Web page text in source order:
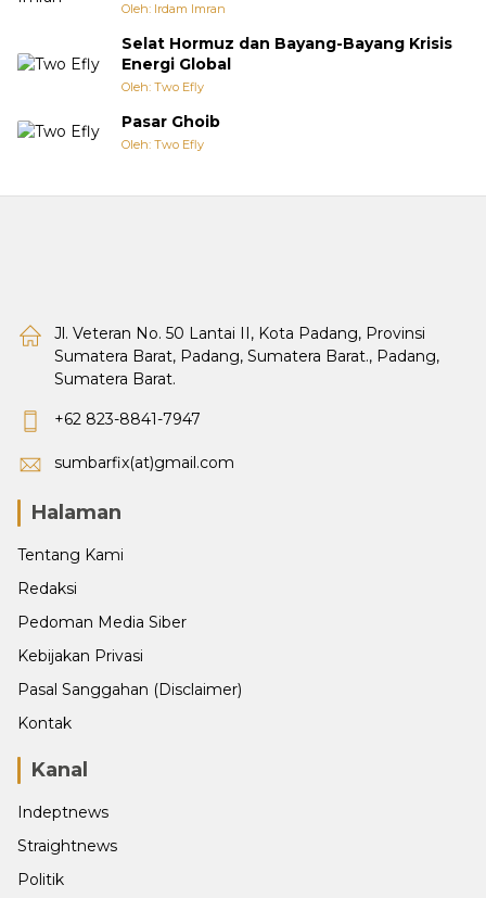
Oleh: Irdam Imran
Selat Hormuz dan Bayang-Bayang Krisis
Energi Global
Oleh: Two Efly
Pasar Ghoib
Oleh: Two Efly
Jl. Veteran No. 50 Lantai II, Kota Padang, Provinsi
Sumatera Barat, Padang, Sumatera Barat., Padang,
Sumatera Barat.
+62 823-8841-7947
sumbarfix(at)gmail.com
Halaman
Tentang Kami
Redaksi
Pedoman Media Siber
Kebijakan Privasi
Pasal Sanggahan (Disclaimer)
Kontak
Kanal
Indeptnews
Straightnews
Politik